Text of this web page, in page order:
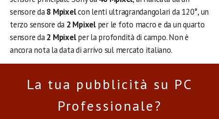
sensore da8 Mpixelcon lenti ultragrandangolari da 120°, un
terzo sensore da 2 Mpixel per le foto macro e da un quarto
sensore da2 Mpixelper la profondità di campo. Non è
ancora nota la data di arrivo sul mercato italiano.
La tua pubblicità su PC
Professionale?